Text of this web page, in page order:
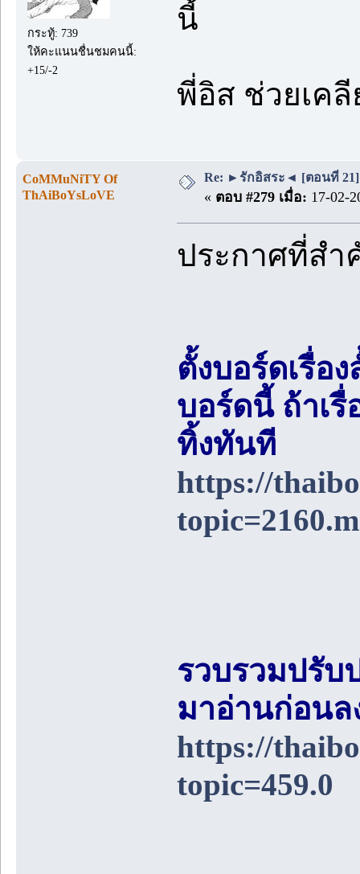
กระทู้: 739
ให้คะแนนชื่นชมคนนี้:
+15/-2
นี้
พี่อิส ช่วยเค
CoMMuNiTY Of
ThAiBoYsLoVE
Re: ►รักอิสระ◄ [ตอนที่ 21]
« ตอบ #279 เมื่อ: 17-02-
ประกาศที่ส
ตั้งบอร์ดเรื่อ
บอร์ดนี้ ถ้าเ
ทิ้งทันที
https://
รวบรวมปรับ
มาอ่านก่อน
https://
topic=459.0